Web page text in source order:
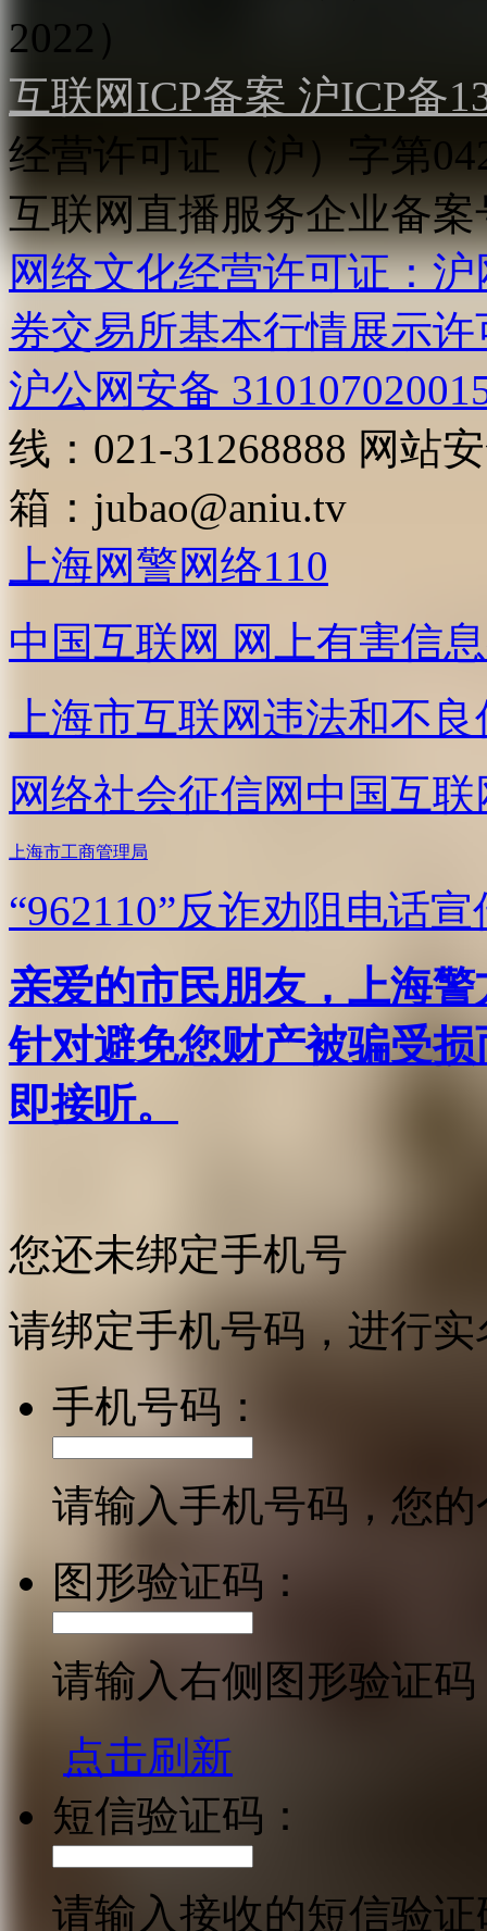
2022）
互联网ICP备案 沪ICP备
经营许可证（沪）字第
互联网直播服务企业备案
网络文化经营许可证：沪
券交易所基本行情展示许
沪公网安备
线：021-31268888 网站
箱： jubao@aniu.tv
上海网警网络110
中国互联网 网上有害信
上海市互联网违法和不
网络社会征信网 中国互
上海市工商管理局
“962110”反诈劝阻电话宣
亲爱的市民朋友，上海
针对避免您财产被骗受
即接听。
您还未绑定手机号
请绑定手机号码，进行
手机号码：
请输入手机号码，您
图形验证码：
请输入右侧图形验证码
点击刷新
短信验证码：
请输入接收的短信验证